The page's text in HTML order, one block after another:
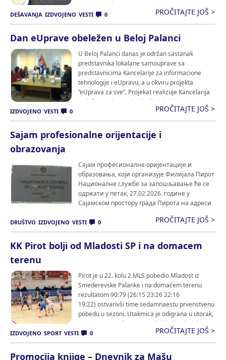
инвестиције износи 262.613.006 динара са
ПДВ-ом, а средства су у потпуности
обезбеђена из сопствених извора буџета
Града Пирота. Изградња нове аутобуске
станице један је од 20 пројеката […]
DEŠAVANJA IZDVOJENO VESTI 0 PROČITAJTE JOŠ >
Dan eUprave obeležen u Beloj Palanci
U Beloj Palanci danas je održan sastanak
predstavnika lokalane samouprave sa
predstavnicima Kancelarije za informacione
tehnologije i eUpravu, a u okviru projekta
“eUprava za sve”. Projekat realizuje Kancelarija
za informacione tehnologije i elektronsku upravu
uz podršku Ministarstva državne uprave i lokalne
samouprave, NALED-a i Programa Ujedinjenih
nacija za razvoj, sa ciljem ubrzanja digitalne
transformacije lokalnih […]
IZDVOJENO VESTI 0 PROČITAJTE JOŠ >
Sajam profesionalne orijentacije i
obrazovanja
Сајам професионалне оријентације и
образовања, који организује Филијала Пирот
Националне службе за запошљавање ће се
одржати у петак, 27.02.2026. године у
Сајамском простору града Пирота на адреси
часова. Истовремено Вас позивамо да
посетите наш сајам и испратите догађај.
Share This:
DRUŠTVO IZDVOJENO VESTI 0 PROČITAJTE JOŠ >
KK Pirot bolji od Mladosti SP i na domacem
terenu
Pirot je u 22. kolu 2.MLS pobedio Mladost iz
Smederevske Palanke i na domaćem terenu
rezultatom 90:79 (26:15 23:26 22:16
19:22) ostvarivši time sedamnaestu prvenstvenu
pobedu u sezoni. Utakmica je odigrana u utorak,
24.02.2026. godine u sportskoj hali Kej. Nakon
dobre prve četvrtine Pirot je uspostavio sigurnu
kontrolu igre i utakmice, držao permanentno
vođstvo u proseku […]
IZDVOJENO SPORT VESTI 0 PROČITAJTE JOŠ >
Promocija knjige – Dnevnik za Mašu